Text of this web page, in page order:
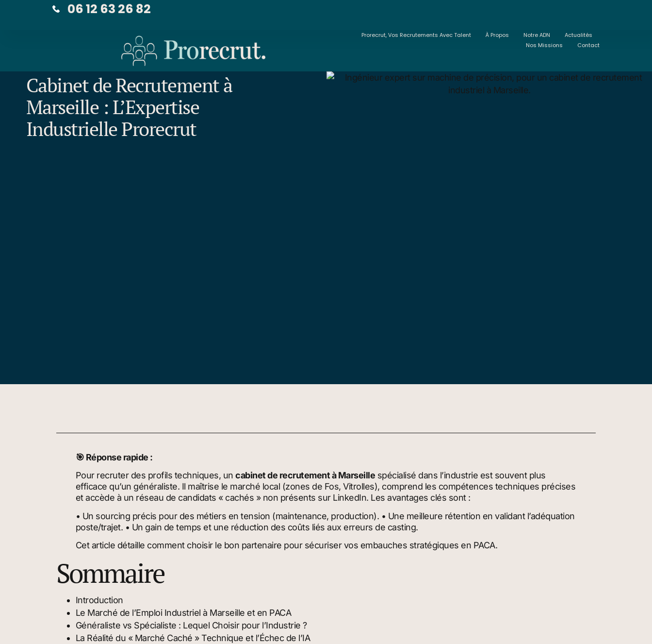
06 12 63 26 82
Prorecrut, Vos Recrutements Avec Talent À Propos Notre ADN
Actualités
Nos Missions
Contact
Cabinet de Recrutement à
Marseille : L’Expertise
Industrielle Prorecrut
🎯 Réponse rapide :
Pour recruter des profils techniques, uncabinet de recrutement à Marseille spécialisé dans l’industrie est souvent plus
efficace qu’un généraliste. Il maîtrise le marché local (zones de Fos, Vitrolles), comprend les compétences techniques précises
et accède à un réseau de candidats « cachés » non présents sur LinkedIn. Les avantages clés sont :
• Un sourcing précis pour des métiers en tension (maintenance, production). • Une meilleure rétention en validant l’adéquation
poste/trajet. • Un gain de temps et une réduction des coûts liés aux erreurs de casting.
Cet article détaille comment choisir le bon partenaire pour sécuriser vos embauches stratégiques en PACA.
Sommaire
Introduction
Le Marché de l’Emploi Industriel à Marseille et en PACA
Généraliste vs Spécialiste : Lequel Choisir pour l’Industrie ?
La Réalité du « Marché Caché » Technique et l’Échec de l’IA